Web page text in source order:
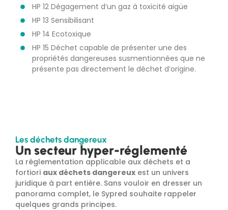
HP 12 Dégagement d’un gaz à toxicité aigüe
HP 13 Sensibilisant
HP 14 Ecotoxique
HP 15 Déchet capable de présenter une des
propriétés dangereuses susmentionnées que ne
présente pas directement le déchet d’origine.
Les déchets dangereux
Un secteur hyper-réglementé
La réglementation applicable aux déchets et a
fortiori aux déchets dangereux est un univers
juridique à part entière. Sans vouloir en dresser un
panorama complet, le Sypred souhaite rappeler
quelques grands principes.